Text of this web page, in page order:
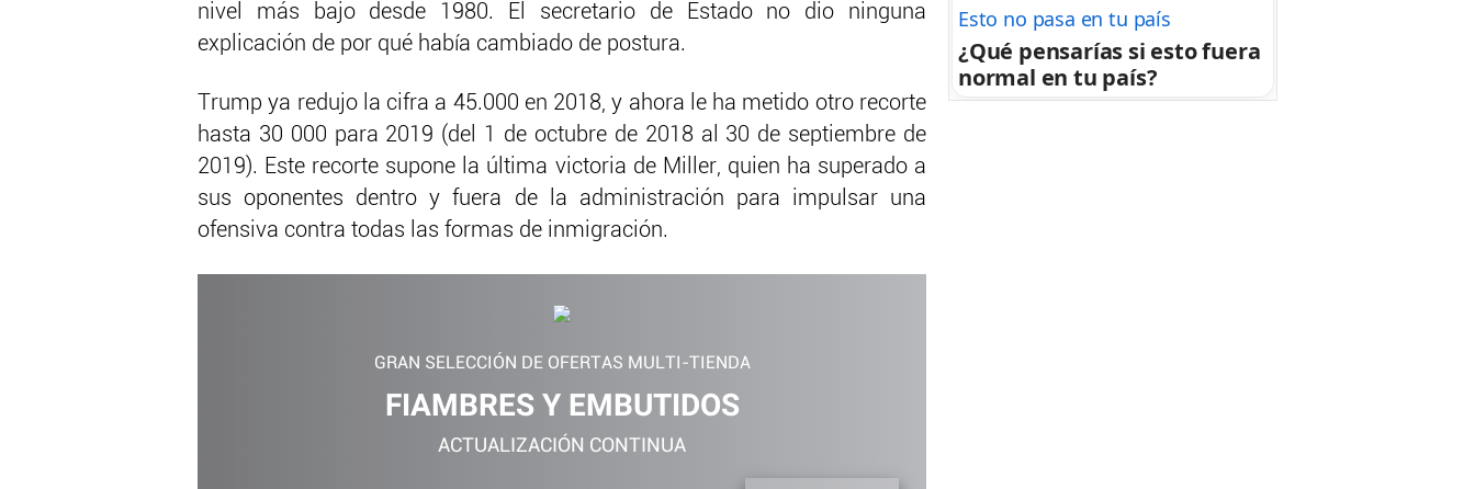
nivel más bajo desde 1980. El secretario de Estado no dio ninguna
explicación de por qué había cambiado de postura.
Trump ya redujo la cifra a 45.000 en 2018, y ahora le ha metido otro recorte
hasta 30 000 para 2019 (del 1 de octubre de 2018 al 30 de septiembre de
2019). Este recorte supone la última victoria de Miller, quien ha superado a
sus oponentes dentro y fuera de la administración para impulsar una
ofensiva contra todas las formas de inmigración.
GRAN SELECCIÓN DE OFERTAS MULTI-TIENDA
FIAMBRES Y EMBUTIDOS
ACTUALIZACIÓN CONTINUA
Esto no pasa en tu país
¿Qué pensarías si esto fuera
normal en tu país?